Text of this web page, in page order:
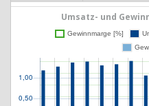
Umsatz- und